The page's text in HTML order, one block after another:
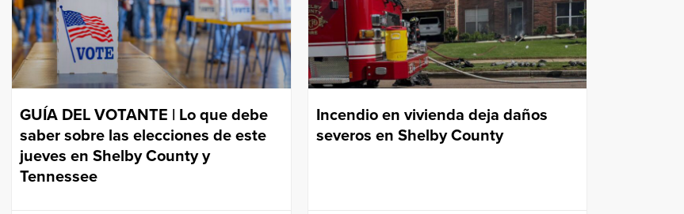
GUÍA DEL VOTANTE | Lo que debe
saber sobre las elecciones de este
jueves en Shelby County y
Tennessee
Incendio en vivienda deja daños
severos en Shelby County